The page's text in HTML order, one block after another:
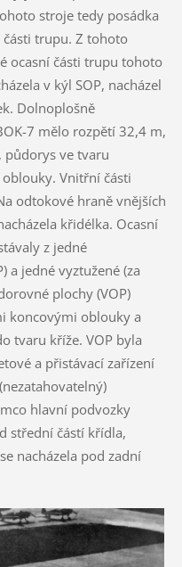
stroje tedy posádka
trupu. Z tohoto
ocasní části trupu tohoto
v kýl SOP, nacházel
Dolnoplošně
7 mělo rozpětí 32,4 m,
půdorys ve tvaru
Vnitřní části
odtokové hraně vnějších
křidélka. Ocasní
z jedné
a jedné vyztužené (za
plochy (VOP)
koncovými oblouky a
tvaru kříže. VOP byla
a přistávací zařízení
hlavní podvozky
střední částí křídla,
nacházela pod zadní